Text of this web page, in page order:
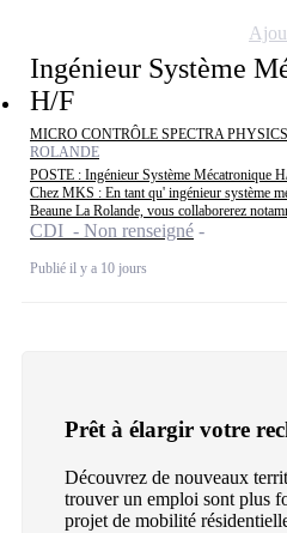
Ingénieur Système
H/F
MICRO CONTRÔLE SPECTRA
ROLANDE
POSTE : Ingénieur Système Mécatronique
Chez MKS : En tant qu' ingénieur système
Beaune La Rolande, vous collaborerez
CDI - Non renseigné
Publié il y a 10 jours
Prêt à élargir votre
Découvrez de nouveaux
trouver un emploi sont plus
projet de mobilité